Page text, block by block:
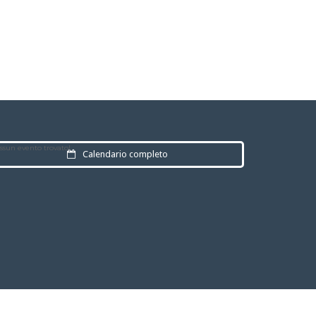
evento trovato!
Calendario completo